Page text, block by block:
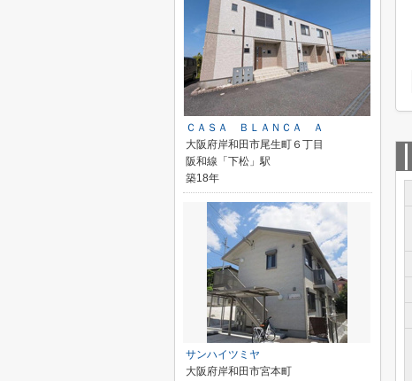
ＣＡＳＡ ＢＬＡＮＣＡ Ａ
大阪府岸和田市尾生町６丁目
阪和線「下松」駅
築18年
サンハイツミヤ
大阪府岸和田市宮本町